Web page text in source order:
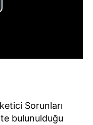
Sorunları
bulunulduğu